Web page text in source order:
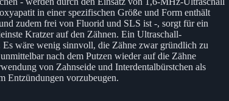
in einer spezifischen Größe und Form enthält
zudem frei von Fluorid und SLS ist -, sorgt für ein
Kratzer auf den Zähnen. Ein Ultraschall-
wäre wenig sinnvoll, die Zähne zwar gründlich zu
nach dem Putzen wieder auf die Zähne
von Zahnseide und Interdentalbürstchen als
Entzündungen vorzubeugen.